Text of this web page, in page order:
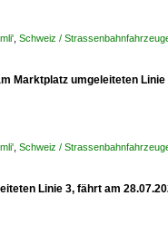
Schweiz /
Marktplatz umgeleiteten
Schweiz /
Linie 3, fährt am